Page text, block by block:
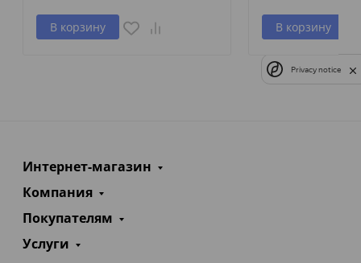
В корзину В корзину
Интернет-магазин
Компания
Покупателям
Услуги
Privacy notice